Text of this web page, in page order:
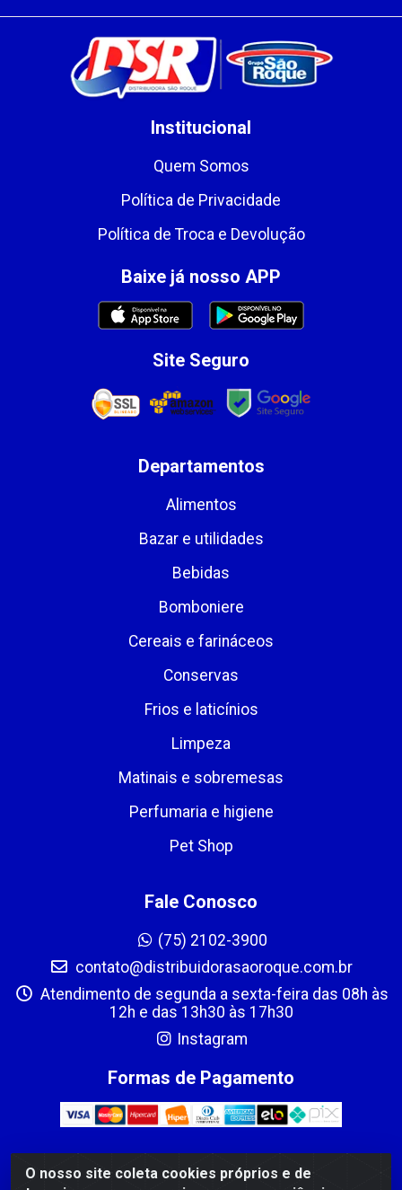
O nosso site coleta cookies próprios e de
Institucional
Quem Somos
Política de Privacidade
Política de Troca e Devolução
Baixe já nosso APP
Site Seguro
Departamentos
Alimentos
Bazar e utilidades
Bebidas
Bomboniere
Cereais e farináceos
Conservas
Frios e laticínios
Limpeza
Matinais e sobremesas
Perfumaria e higiene
Pet Shop
Fale Conosco
(75) 2102-3900
contato@distribuidorasaoroque.com.br
Atendimento de segunda a sexta-feira das 08h às
12h e das 13h30 às 17h30
Instagram
Formas de Pagamento
DIST DE PROD ALIM SÃO ROQUE LTDA - AVENIDA PROBAHIA,